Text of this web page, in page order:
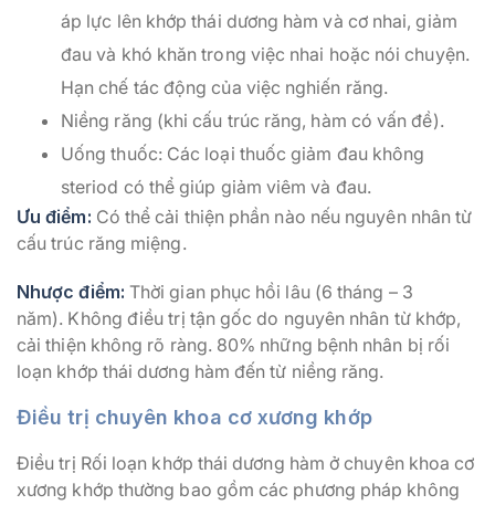
áp lực lên khớp thái dương hàm và cơ nhai, giảm
đau và khó khăn trong việc nhai hoặc nói chuyện.
Hạn chế tác động của việc nghiến răng.
Niềng răng (khi cấu trúc răng, hàm có vấn đề).
Uống thuốc: Các loại thuốc giảm đau không
steriod có thể giúp giảm viêm và đau.
Ưu điểm: Có thể cải thiện phần nào nếu nguyên nhân từ
cấu trúc răng miệng.
Nhược điểm: Thời gian phục hồi lâu (6 tháng – 3
năm). Không điều trị tận gốc do nguyên nhân từ khớp,
cải thiện không rõ ràng. 80% những bệnh nhân bị rối
loạn khớp thái dương hàm đến từ niềng răng.
Điều trị chuyên khoa cơ xương khớp
Điều trị Rối loạn khớp thái dương hàm ở chuyên khoa cơ
xương khớp thường bao gồm các phương pháp không